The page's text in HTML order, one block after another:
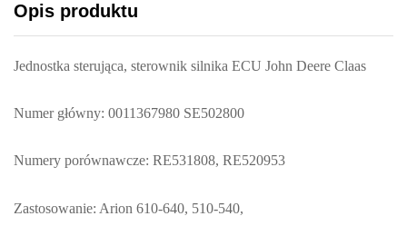
Opis produktu
Jednostka sterująca, sterownik silnika ECU John Deere Claas
Numer główny: 0011367980 SE502800
Numery porównawcze: RE531808, RE520953
Zastosowanie: Arion 610-640, 510-540,